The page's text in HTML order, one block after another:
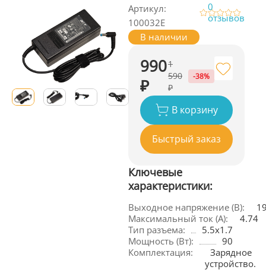
Артикул:
100032E
В наличии
0
отзывов
990
₽
1
590
₽
-38%
В корзину
Быстрый заказ
Ключевые
характеристики:
Выходное напряжение (В):
Максимальный ток (А):
4.74
Тип разъема:
5.5x1.7
Мощность (Вт):
90
Комплектация:
Зарядное
устройство.